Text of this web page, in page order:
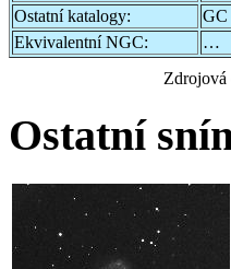
Ostatní katalogy:
GC
Ekvivalentní NGC:
…
Zdrojová
Ostatní